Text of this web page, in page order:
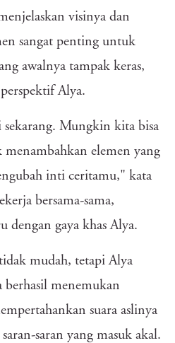
visinya dan
sangat penting untuk
awalnya tampak keras,
Alya.
Mungkin kita bisa
elemen yang
inti ceritamu," kata
bersama-sama,
dengan gaya khas Alya.
mudah, tetapi Alya
berhasil menemukan
suara aslinya
saran yang masuk akal.